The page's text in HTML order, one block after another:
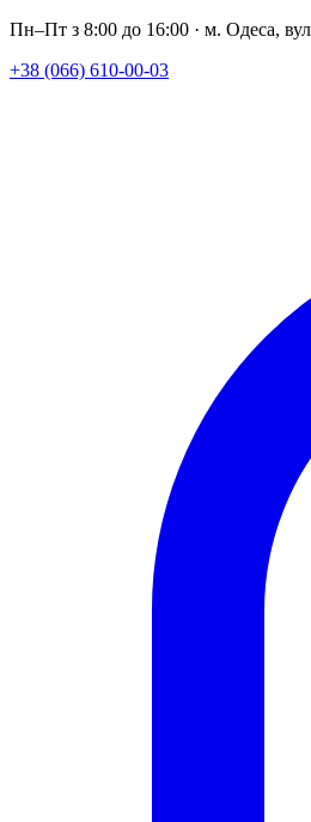
Пн–Пт з 8:00 до 16:00 · м. Одеса,
+38 (066) 610-00-03